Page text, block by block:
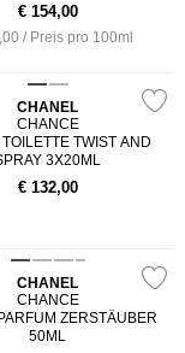
€ 154,00
/ Preis pro 100ml
CHANEL
CHANCE
TWIST AND
3X20ML
€ 132,00
CHANEL
CHANCE
ZERSTÄUBER
50ML